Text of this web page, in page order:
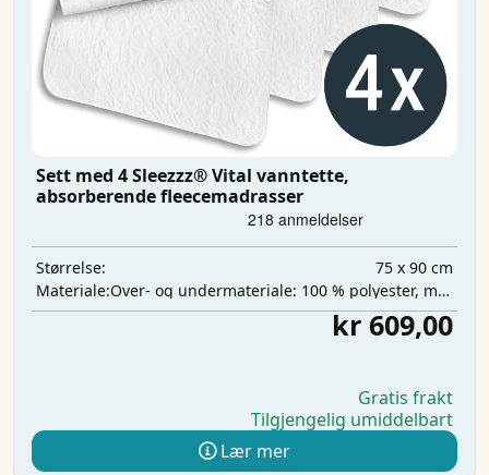
Sett med 4 Sleezzz® Vital vanntette,
absorberende fleecemadrasser
Størrelse:
75 x 90 cm
Materiale:
Over- og undermateriale: 100 % polyester, mellomlag: 100 % polyuretan, absorberende lag: 100 % polyester
kr 609,00
Gratis frakt
Tilgjengelig umiddelbart
Lær mer